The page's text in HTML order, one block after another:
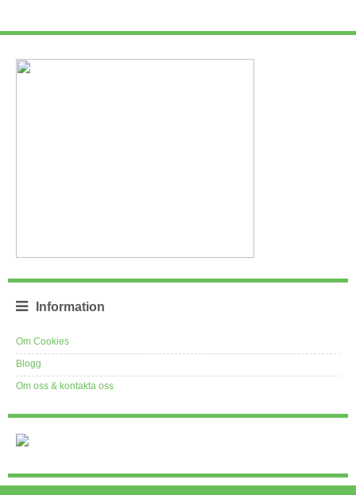
Information
Om Cookies
Blogg
Om oss & kontakta oss